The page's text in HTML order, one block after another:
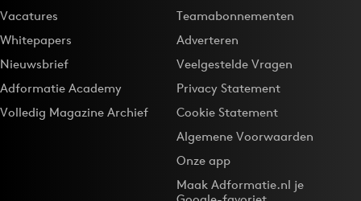
Vacatures
Whitepapers
Nieuwsbrief
Adformatie Academy
Volledig Magazine Archief
Teamabonnementen
Adverteren
Veelgestelde Vragen
Privacy Statement
Cookie Statement
Algemene Voorwaarden
Onze app
Maak Adformatie.nl je